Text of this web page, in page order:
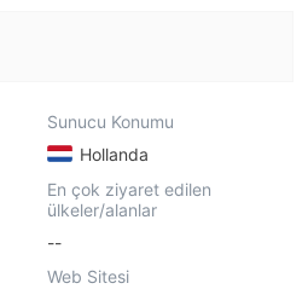
Sunucu Konumu
Hollanda
En çok ziyaret edilen
ülkeler/alanlar
--
Web Sitesi